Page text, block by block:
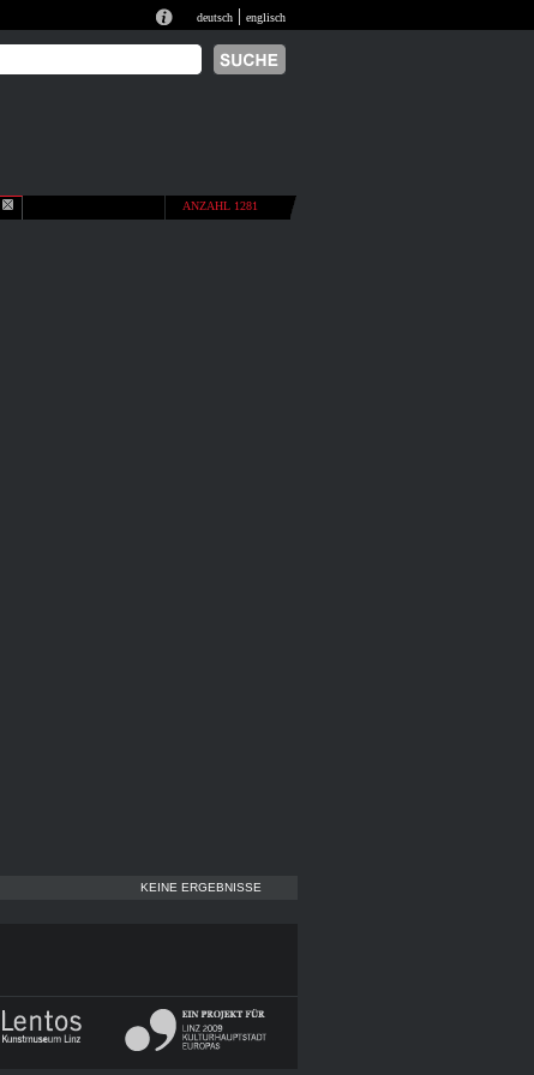
deutsch | englisch
ANZAHL 1281
KEINE ERGEBNISSE